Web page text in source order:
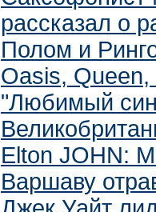
рассказал о
Полом и
Oasis,
"Любимый
Elton JOHN:
Варшаву